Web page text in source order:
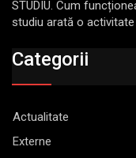
STUDIU. Cum
studiu arată o
Categorii
Actualitate
Externe